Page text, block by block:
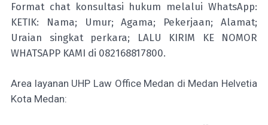
Format chat konsultasi hukum melalui WhatsApp:
KETIK: Nama; Umur; Agama; Pekerjaan; Alamat;
Uraian singkat perkara; LALU KIRIM KE NOMOR
WHATSAPP KAMI di 082168817800.
Area layanan UHP Law Office Medan di Medan Helvetia
Kota Medan: